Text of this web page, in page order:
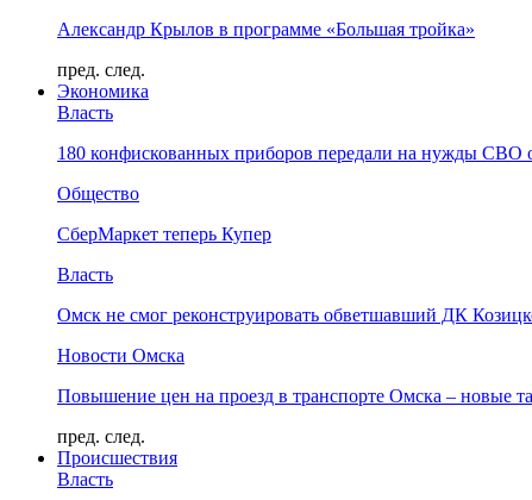
Александр Крылов в программе «Большая тройка»
пред. след.
Экономика
Власть
180 конфискованных приборов передали на нужды СВО
Общество
СберМаркет теперь Купер
Власть
Омск не смог реконструировать обветшавший ДК
Новости Омска
Повышение цен на проезд в транспорте Омска – новые
пред. след.
Происшествия
Власть